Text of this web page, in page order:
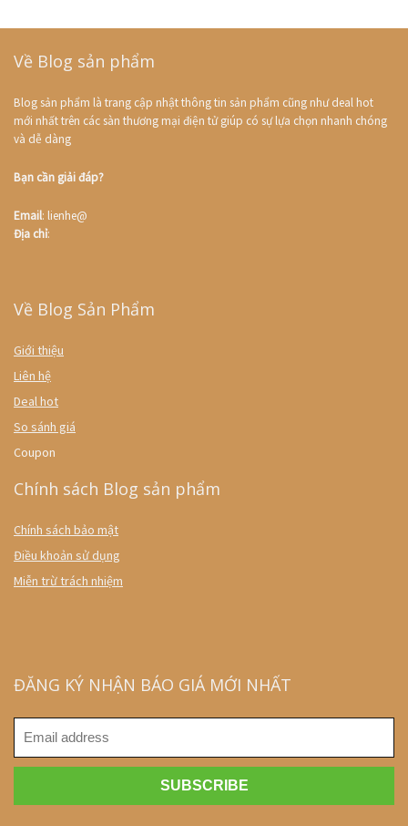
Về Blog sản phẩm
Blog sản phẩm là trang cập nhật thông tin sản phẩm cũng như deal hot
mới nhất trên các sàn thương mại điện tử giúp có sự lựa chọn nhanh chóng
và dễ dàng
Bạn cần giải đáp?
Email: lienhe@
Địa chỉ:
Về Blog Sản Phẩm
Giới thiệu
Liên hệ
Deal hot
So sánh giá
Coupon
Chính sách Blog sản phẩm
Chính sách bảo mật
Điều khoản sử dụng
Miễn trừ trách nhiệm
ĐĂNG KÝ NHẬN BÁO GIÁ MỚI NHẤT